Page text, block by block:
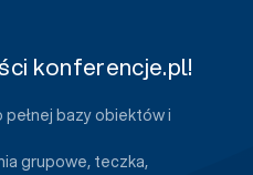
konferencje.pl!
bazy obiektów i
grupowe, teczka,